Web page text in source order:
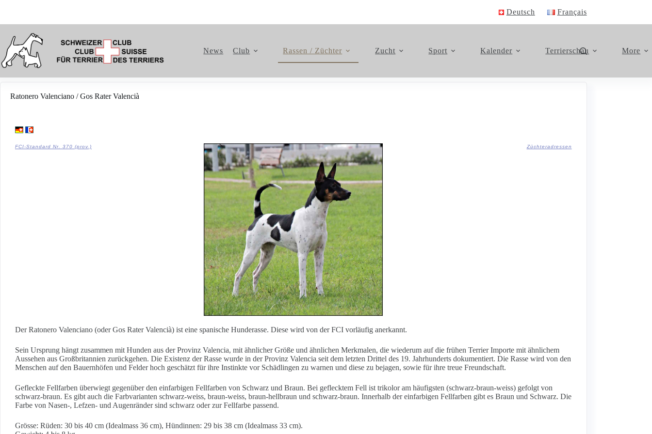
Deutsch Français
News Club Rassen / Züchter Zucht Sport Kalender Terrierschau More
Ratonero Valenciano / Gos Rater Valencià
FCI-Standard Nr. 370 (prov.) Züchteradressen
Der Ratonero Valenciano (oder Gos Rater Valencià) ist eine spanische Hunderasse. Diese wird von der FCI vorläufig anerkannt.
Sein Ursprung hängt zusammen mit Hunden aus der Provinz Valencia, mit ähnlicher Größe und ähnlichen Merkmalen, die wiederum auf die frühen Terrier Importe mit ähnlichem
Aussehen aus Großbritannien zurückgehen. Die Existenz der Rasse wurde in der Provinz Valencia seit dem letzten Drittel des 19. Jahrhunderts dokumentiert. Die Rasse wird von den
Menschen auf den Bauernhöfen und Felder hoch geschätzt für ihre Instinkte vor Schädlingen zu warnen und diese zu bejagen, sowie für ihre treue Freundschaft.
Gefleckte Fellfarben überwiegt gegenüber den einfarbigen Fellfarben von Schwarz und Braun. Bei geflecktem Fell ist trikolor am häufigsten (schwarz-braun-weiss) gefolgt von
schwarz-braun. Es gibt auch die Farbvarianten schwarz-weiss, braun-weiss, braun-hellbraun und schwarz-braun. Innerhalb der einfarbigen Fellfarben gibt es Braun und Schwarz. Die
Farbe von Nasen-, Lefzen- und Augenränder sind schwarz oder zur Fellfarbe passend.
Grösse: Rüden: 30 bis 40 cm (Idealmass 36 cm), Hündinnen: 29 bis 38 cm (Idealmass 33 cm).